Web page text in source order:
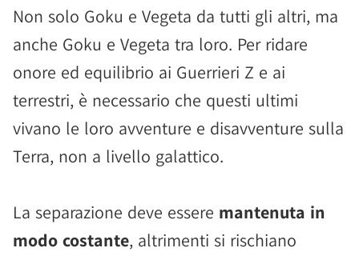
Non solo Goku e Vegeta da tutti gli altri, ma
anche Goku e Vegeta tra loro. Per ridare
onore ed equilibrio ai Guerrieri Z e ai
terrestri, è necessario che questi ultimi
vivano le loro avventure e disavventure sulla
Terra, non a livello galattico.
La separazione deve essere mantenuta in
modo costante, altrimenti si rischiano